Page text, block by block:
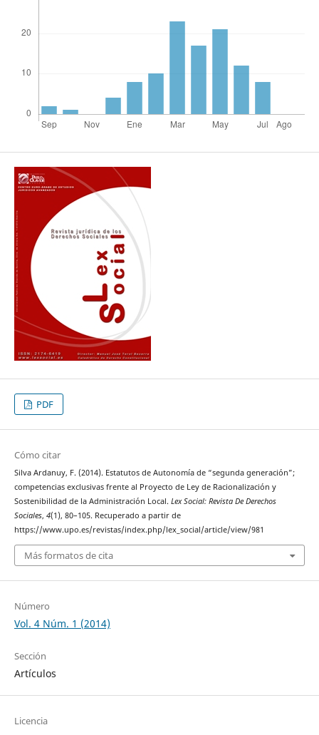
PDF
Cómo citar
Silva Ardanuy, F. (2014). Estatutos de Autonomía de “segunda generación”;
competencias exclusivas frente al Proyecto de Ley de Racionalización y
Sostenibilidad de la Administración Local. Lex Social: Revista De Derechos
Sociales, 4(1), 80–105. Recuperado a partir de
https://www.upo.es/revistas/index.php/lex_social/article/view/981
Más formatos de cita
Número
Vol. 4 Núm. 1 (2014)
Sección
Artículos
Licencia